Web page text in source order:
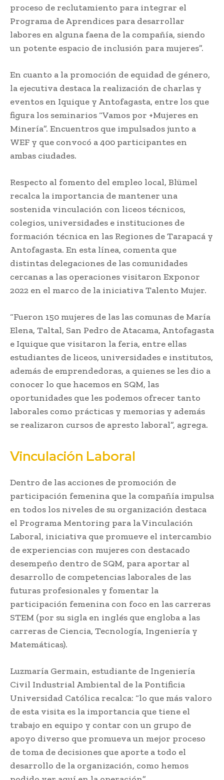
proceso de reclutamiento para integrar el
Programa de Aprendices para desarrollar
labores en alguna faena de la compañía, siendo
un potente espacio de inclusión para mujeres”.
En cuanto a la promoción de equidad de género,
la ejecutiva destaca la realización de charlas y
eventos en Iquique y Antofagasta, entre los que
figura los seminarios “Vamos por +Mujeres en
Minería”. Encuentros que impulsados junto a
WEF y que convocó a 400 participantes en
ambas ciudades.
Respecto al fomento del empleo local, Blümel
recalca la importancia de mantener una
sostenida vinculación con liceos técnicos,
colegios, universidades e instituciones de
formación técnica en las Regiones de Tarapacá y
Antofagasta. En esta línea, comenta que
distintas delegaciones de las comunidades
cercanas a las operaciones visitaron Exponor
2022 en el marco de la iniciativa Talento Mujer.
“Fueron 150 mujeres de las las comunas de María
Elena, Taltal, San Pedro de Atacama, Antofagasta
e Iquique que visitaron la feria, entre ellas
estudiantes de liceos, universidades e institutos,
además de emprendedoras, a quienes se les dio a
conocer lo que hacemos en SQM, las
oportunidades que les podemos ofrecer tanto
laborales como prácticas y memorias y además
se realizaron cursos de apresto laboral”, agrega.
Vinculación Laboral
Dentro de las acciones de promoción de
participación femenina que la compañía impulsa
en todos los niveles de su organización destaca
el Programa Mentoring para la Vinculación
Laboral, iniciativa que promueve el intercambio
de experiencias con mujeres con destacado
desempeño dentro de SQM, para aportar al
desarrollo de competencias laborales de las
futuras profesionales y fomentar la
participación femenina con foco en las carreras
STEM (por su sigla en inglés que engloba a las
carreras de Ciencia, Tecnología, Ingeniería y
Matemáticas).
Luzmaría Germain, estudiante de Ingeniería
Civil Industrial Ambiental de la Pontificia
Universidad Católica recalca: “lo que más valoro
de esta visita es la importancia que tiene el
trabajo en equipo y contar con un grupo de
apoyo diverso que promueva un mejor proceso
de toma de decisiones que aporte a todo el
desarrollo de la organización, como hemos